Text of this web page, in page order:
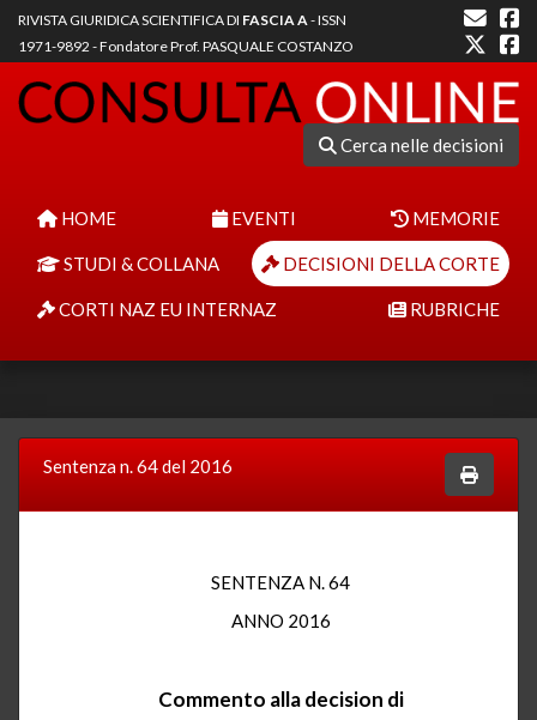
RIVISTA GIURIDICA SCIENTIFICA DI FASCIA A- ISSN
1971-9892 - Fondatore Prof. PASQUALE COSTANZO
Cerca nelle decisioni
HOME EVENTI MEMORIE
STUDI & COLLANA DECISIONI DELLA CORTE
CORTI NAZ EU INTERNAZ RUBRICHE
Sentenza n. 64 del 2016
SENTENZA N. 64
ANNO 2016
Commento alla decision di